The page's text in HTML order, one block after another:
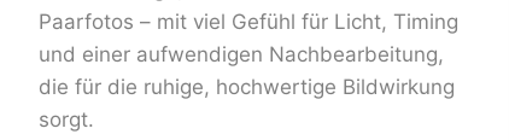
Paarfotos – mit viel Gefühl für Licht, Timing
und einer aufwendigen Nachbearbeitung,
die für die ruhige, hochwertige Bildwirkung
sorgt.